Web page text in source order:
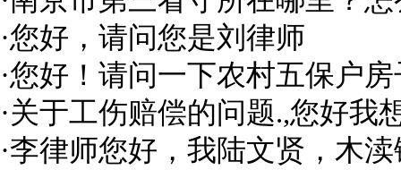
·您好，请问您是刘律师
·您好！请问一下农村五保户
·关于工伤赔偿的问题.,您好我
·李律师您好，我陆文贤，木